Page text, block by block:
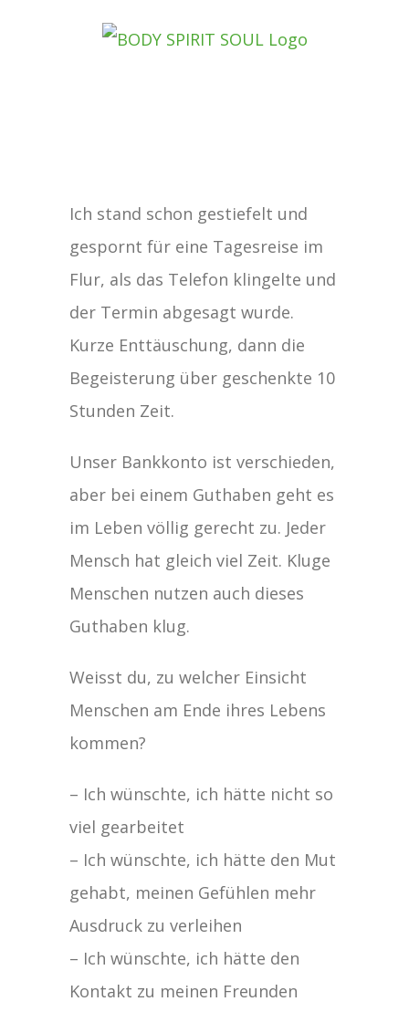
grösseres
Bild
Ich stand schon gestiefelt und
gespornt für eine Tagesreise im
Flur, als das Telefon klingelte und
der Termin abgesagt wurde.
Kurze Enttäuschung, dann die
Begeisterung über geschenkte 10
Stunden Zeit.
Unser Bankkonto ist verschieden,
aber bei einem Guthaben geht es
im Leben völlig gerecht zu. Jeder
Mensch hat gleich viel Zeit. Kluge
Menschen nutzen auch dieses
Guthaben klug.
Weisst du, zu welcher Einsicht
Menschen am Ende ihres Lebens
kommen?
– Ich wünschte, ich hätte nicht so
viel gearbeitet
– Ich wünschte, ich hätte den Mut
gehabt, meinen Gefühlen mehr
Ausdruck zu verleihen
– Ich wünschte, ich hätte den
Kontakt zu meinen Freunden